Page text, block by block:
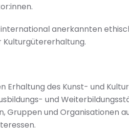
anerkannten
Kulturgütererhaltung.
Erhaltung des Kunst- und
und
und Organisationen